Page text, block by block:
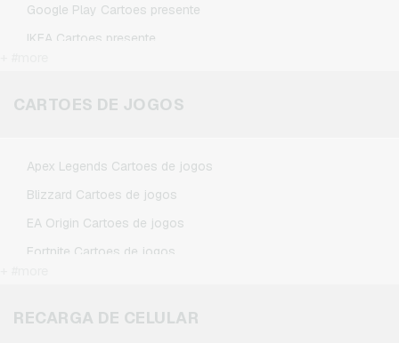
Google Play Cartoes presente
IKEA Cartoes presente
Microsoft Cartoes presente
CARTOES DE JOGOS
Apex Legends Cartoes de jogos
Blizzard Cartoes de jogos
EA Origin Cartoes de jogos
Fortnite Cartoes de jogos
Minecraft Cartoes de jogos
RECARGA DE CELULAR